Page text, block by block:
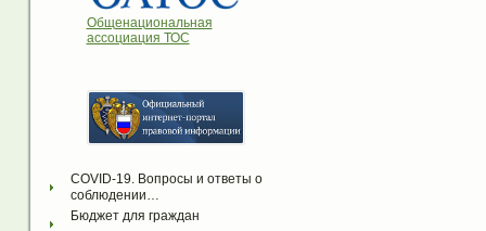
Общенациональная
ассоциация ТОС
COVID-19. Вопросы и ответы о
соблюдении…
Бюджет для граждан